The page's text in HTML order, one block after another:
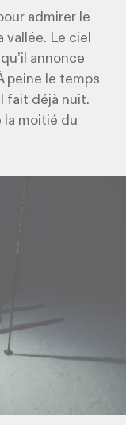
admirer le
Le ciel
annonce
peine le temps
fait déjà nuit.
la moitié du